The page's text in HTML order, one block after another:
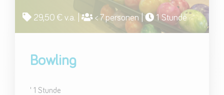
29,50 € v.a. | < 7 personen | 1 Stunde
Bowling
' 1 Stunde